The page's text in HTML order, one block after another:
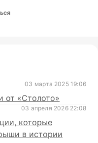
03 марта 2025 19:06
от «Столото»
03 апреля 2026 22:08
которые
в истории